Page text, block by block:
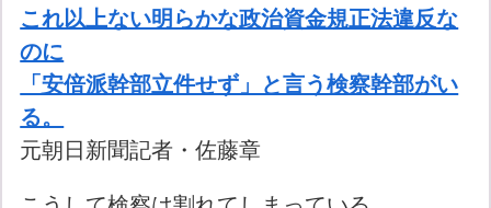
これ以上ない明らかな政治資金規正法違反な
のに
「安倍派幹部立件せず」と言う検察幹部がい
る。
元朝日新聞記者・佐藤章